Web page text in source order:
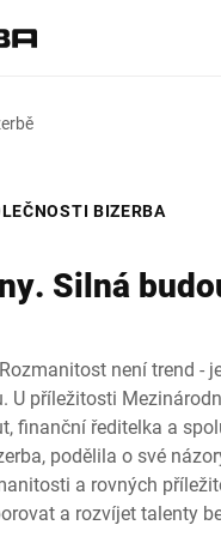
BIZERBA
Silná
není trend -
U příležitosti
finanční ředitelka a
podělila o své
a rovných
a rozvíjet talenty